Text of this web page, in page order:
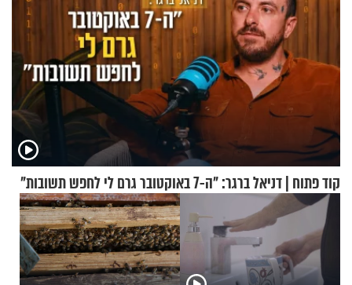
קוד פתוח | דניאל ברגר: "ה-7 באוקטובר גרם לי לחפש תשובות"